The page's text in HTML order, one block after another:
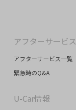
アフターサービス
アフターサービス一覧
緊急時のQ&A
U-Car情報